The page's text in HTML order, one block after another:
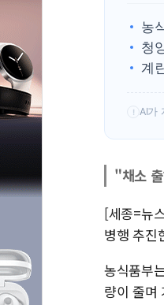
농
청
계
! AI가
"채소
[세종=뉴
병행 추진
농식품부
량이 줄며